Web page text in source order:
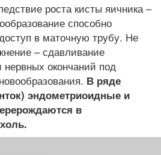
роста кисты яичника –
способно
в маточную трубу. Не
– сдавливание
нервных окончаний под
В ряде
эндометриоидные и
в